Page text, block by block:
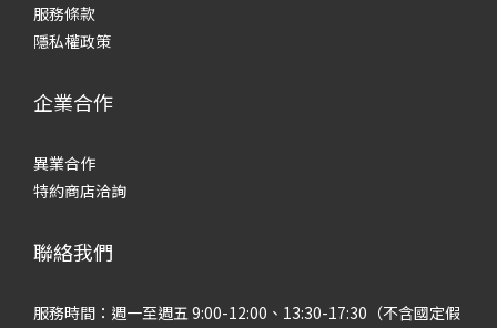
服務條款
隱私權政策
企業合作
異業合作
特約商店洽詢
聯絡我們
服務時間：週一至週五 9:00-12:00、13:30-17:30（不含國定假